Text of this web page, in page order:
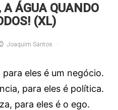
ÁGUA QUANDO
(XL)
Joaquim Santos
eles é um negócio.
para eles é política.
para eles é o ego.